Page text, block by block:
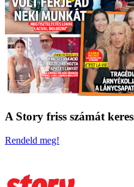
A Story friss számát
Rendeld meg!